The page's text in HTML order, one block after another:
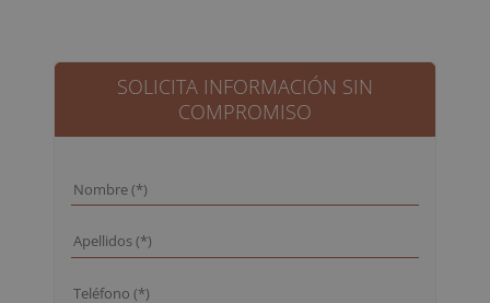
era:
2.380,00€.
es:
595,00€.
SOLICITA INFORMACIÓN SIN
COMPROMISO